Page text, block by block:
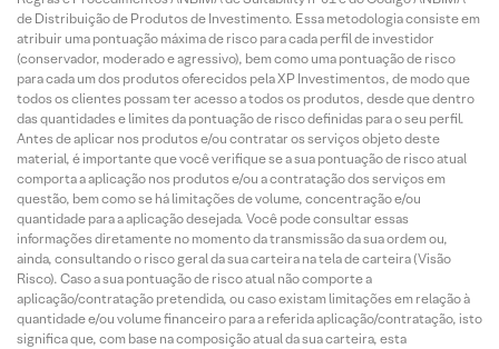
de Distribuição de Produtos de Investimento. Essa metodologia consiste em
atribuir uma pontuação máxima de risco para cada perfil de investidor
(conservador, moderado e agressivo), bem como uma pontuação de risco
para cada um dos produtos oferecidos pela XP Investimentos, de modo que
todos os clientes possam ter acesso a todos os produtos, desde que dentro
das quantidades e limites da pontuação de risco definidas para o seu perfil.
Antes de aplicar nos produtos e/ou contratar os serviços objeto deste
material, é importante que você verifique se a sua pontuação de risco atual
comporta a aplicação nos produtos e/ou a contratação dos serviços em
questão, bem como se há limitações de volume, concentração e/ou
quantidade para a aplicação desejada. Você pode consultar essas
informações diretamente no momento da transmissão da sua ordem ou,
ainda, consultando o risco geral da sua carteira na tela de carteira (Visão
Risco). Caso a sua pontuação de risco atual não comporte a
aplicação/contratação pretendida, ou caso existam limitações em relação à
quantidade e/ou volume financeiro para a referida aplicação/contratação, isto
significa que, com base na composição atual da sua carteira, esta